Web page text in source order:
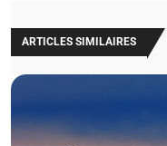
ARTICLES SIMILAIRES